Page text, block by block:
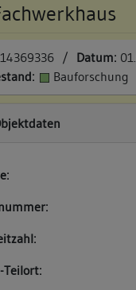
/ Datum:
Bauforschung
Teilort: